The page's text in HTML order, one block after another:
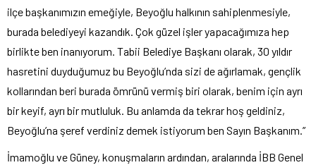
ilçe başkanımızın emeğiyle, Beyoğlu halkının sahiplenmesiyle,
burada belediyeyi kazandık. Çok güzel işler yapacağımıza hep
birlikte ben inanıyorum. Tabii Belediye Başkanı olarak, 30 yıldır
hasretini duyduğumuz bu Beyoğlu’nda sizi de ağırlamak, gençlik
kollarından beri burada ömrünü vermiş biri olarak, benim için ayrı
bir keyif, ayrı bir mutluluk. Bu anlamda da tekrar hoş geldiniz,
Beyoğlu’na şeref verdiniz demek istiyorum ben Sayın Başkanım.”
İmamoğlu ve Güney, konuşmaların ardından, aralarında İBB Genel